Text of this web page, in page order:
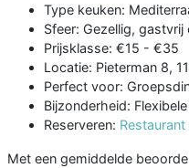
Type keuken:
Sfeer: Gezellig, gastvrij
Prijsklasse: €15 - €35
Locatie: Pieterman 8,
Perfect voor:
Bijzonderheid:
Reserveren:
Met een gemiddelde